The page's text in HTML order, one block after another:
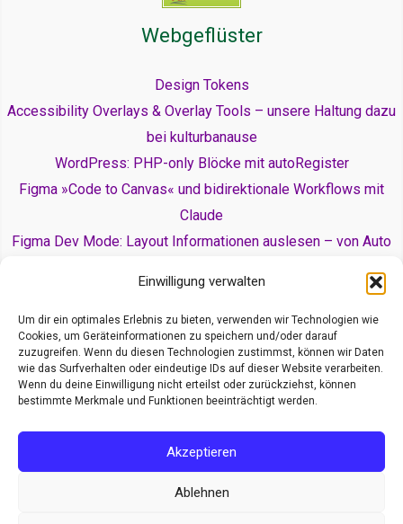
Einwilligung verwalten
Um dir ein optimales Erlebnis zu bieten, verwenden wir Technologien wie
Cookies, um Geräteinformationen zu speichern und/oder darauf
zuzugreifen. Wenn du diesen Technologien zustimmst, können wir Daten
wie das Surfverhalten oder eindeutige IDs auf dieser Website verarbeiten.
Wenn du deine Einwilligung nicht erteilst oder zurückziehst, können
bestimmte Merkmale und Funktionen beeinträchtigt werden.
Akzeptieren
Ablehnen
Webgeflüster
Design Tokens
Accessibility Overlays & Overlay Tools – unsere Haltung dazu
bei kulturbanause
WordPress: PHP-only Blöcke mit autoRegister
Figma »Code to Canvas« und bidirektionale Workflows mit
Claude
Figma Dev Mode: Layout Informationen auslesen – von Auto
Cookie-Richtlinie (EU)
Datenschutzerklärung
Impressum